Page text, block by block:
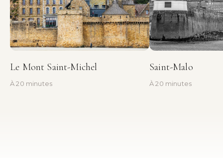
Le Mont Saint-Michel
À 20 minutes
Saint-Malo
À 20 minutes